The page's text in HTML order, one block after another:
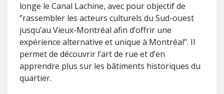
longe le Canal Lachine, avec pour objectif de
‘’rassembler les acteurs culturels du Sud-ouest
jusqu’au Vieux-Montréal afin d’offrir une
expérience alternative et unique à Montréal’’. Il
permet de découvrir l’art de rue et d’en
apprendre plus sur les bâtiments historiques du
quartier.